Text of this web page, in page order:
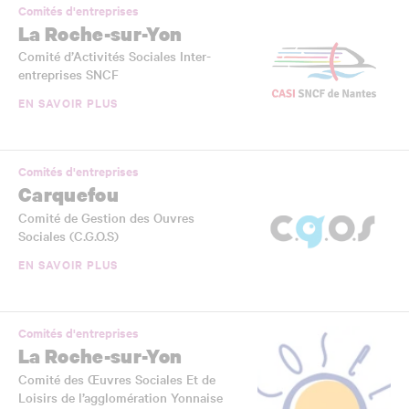
Comités d'entreprises
La Roche-sur-Yon
Comité d’Activités Sociales Inter-
entreprises SNCF
EN SAVOIR PLUS
Comités d'entreprises
Carquefou
Comité de Gestion des Ouvres
Sociales (C.G.O.S)
EN SAVOIR PLUS
Comités d'entreprises
La Roche-sur-Yon
Comité des Œuvres Sociales Et de
Loisirs de l’agglomération Yonnaise